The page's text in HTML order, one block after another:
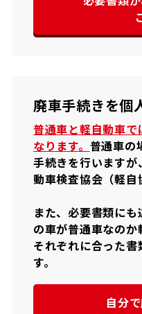
廃車手続きを個
普通車と軽自動車
なります。 普通車の
手続きを行います
動車検査協会（軽自
また、必要書類に
の車が普通車なのか
それぞれに合った
す。
自分